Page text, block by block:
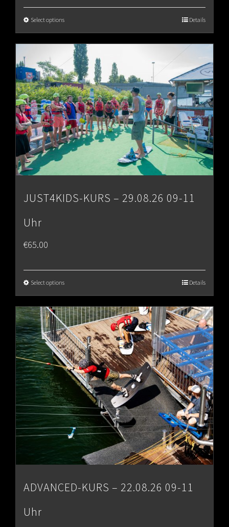
€80.00
Select options Details
JUST4KIDS-KURS – 29.08.26 09-11
Uhr
€65.00
Select options Details
ADVANCED-KURS – 22.08.26 09-11
Uhr